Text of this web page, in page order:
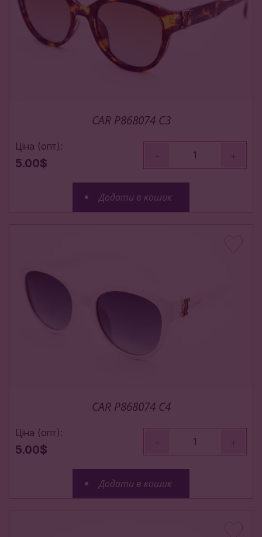
CAR P868074 C3
Ціна (опт):
5.00$
- +
Додати в кошик
CAR P868074 C4
Ціна (опт):
5.00$
- +
Додати в кошик